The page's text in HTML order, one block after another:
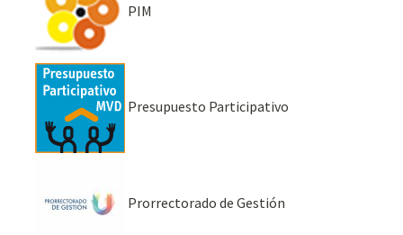
PIM
Presupuesto Participativo
Prorrectorado de Gestión